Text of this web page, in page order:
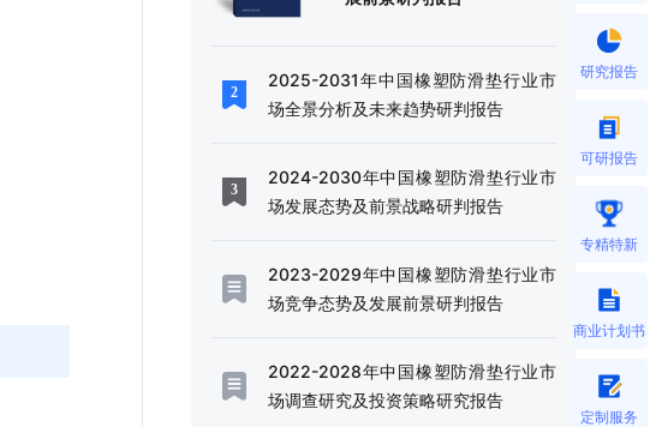
2025-2031年中国橡塑防滑垫行业市
场全景分析及未来趋势研判报告
2024-2030年中国橡塑防滑垫行业市
场发展态势及前景战略研判报告
2023-2029年中国橡塑防滑垫行业市
场竞争态势及发展前景研判报告
2022-2028年中国橡塑防滑垫行业市
场调查研究及投资策略研究报告
研究报告
可研报告
专精特新
商业计划书
定制服务